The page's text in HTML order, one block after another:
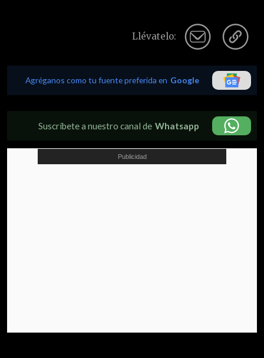
Llévatelo:
Agréganos como tu fuente preferida en Google
Suscríbete a nuestro canal de Whatsapp